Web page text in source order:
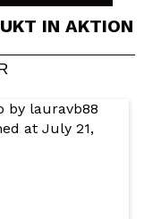
es dir vor...
IN AKTION